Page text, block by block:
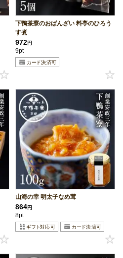
下鴨茶寮のおばんざい 料亭のひろう
す煮
972円
9pt
山海の幸 明太子なめ茸
864円
8pt